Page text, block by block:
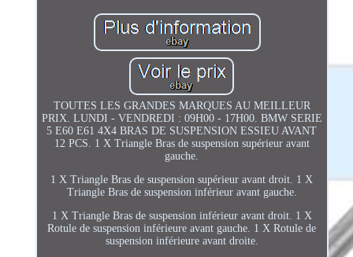
TOUTES LES GRANDES MARQUES AU MEILLEUR
PRIX. LUNDI - VENDREDI : 09H00 - 17H00. BMW SERIE
5 E60 E61 4X4 BRAS DE SUSPENSION ESSIEU AVANT
12 PCS. 1 X Triangle Bras de suspension supérieur avant
gauche.
1 X Triangle Bras de suspension supérieur avant droit. 1 X
Triangle Bras de suspension inférieur avant gauche.
1 X Triangle Bras de suspension inférieur avant droit. 1 X
Rotule de suspension inférieure avant gauche. 1 X Rotule de
suspension inférieure avant droite.